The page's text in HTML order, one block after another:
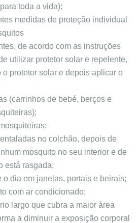
toda a vida);
medidas de proteção individual
de acordo com as instruções
utilizar protetor solar e repelente,
protetor solar e depois aplicar o
(carrinhos de bebé, berços e
no colchão, depois de
mosquito no seu interior e de
está rasgada;
em janelas, portais e beirais;
com ar condicionado;
largo que cubra a maior área
a diminuir a exposição corporal